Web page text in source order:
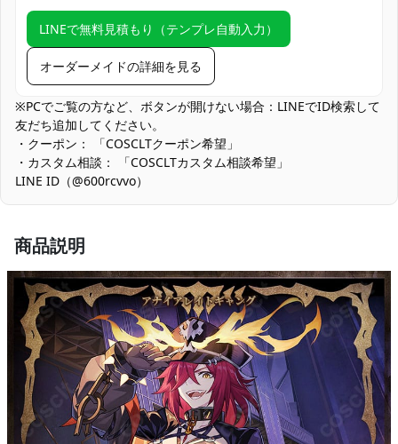
コスプレ対象
コスプレ愛好家、アニメや漫画、ゲームフ
ァン、出演者
収納方法
他の衣類と同じく、清潔に乾燥を保ち、鋭
い物によっての破れを避けてください。
商品状態
新品未使用
濃色生地の色移り対策：深いダークカラーは水濡れ・摩擦でまれ
に色移りする場合があります。初回は単独での軽い手洗い、撮影
前は白小物との長時間接触を避けてください。
LINEで無料見積もり（テンプレ自動入力）
オーダーメイドの詳細を見る
※PCでご覧の方など、ボタンが開けない場合：LINEでID検索して
友だち追加してください。
・クーポン： 「COSCLTクーポン希望」
・カスタム相談： 「COSCLTカスタム相談希望」
LINE ID（@600rcvvo）
商品説明